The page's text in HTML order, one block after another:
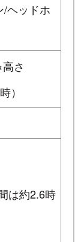
/ヘッドホ
さ
）
は約2.6時